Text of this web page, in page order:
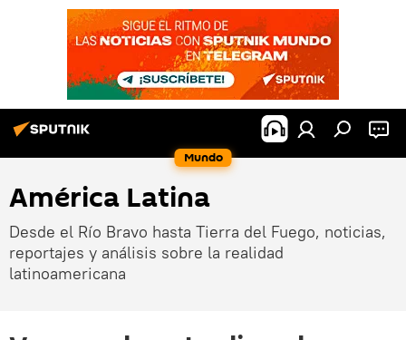
Mundo
América Latina
Desde el Río Bravo hasta Tierra del Fuego, noticias,
reportajes y análisis sobre la realidad
latinoamericana